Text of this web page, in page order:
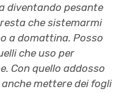
diventando pesante
che sistemarmi
a domattina. Posso
che uso per
Con quello addosso
mettere dei fogli